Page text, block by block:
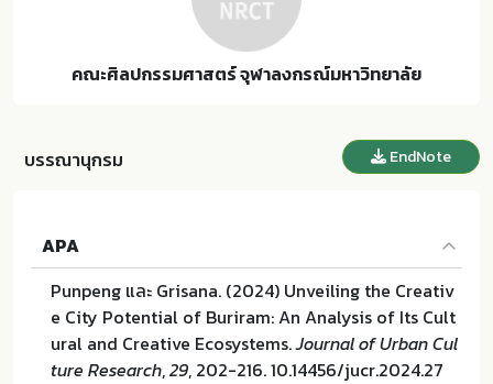
คณะศิลปกรรมศาสตร์ จุฬาลงกรณ์มหาวิทยาลัย
บรรณานุกรม EndNote
APA
Punpeng และ Grisana. (2024) Unveiling the Creativ
e City Potential of Buriram: An Analysis of Its Cult
ural and Creative Ecosystems.Journal of Urban Cul
ture Research,29, 202-216. 10.14456/jucr.2024.27